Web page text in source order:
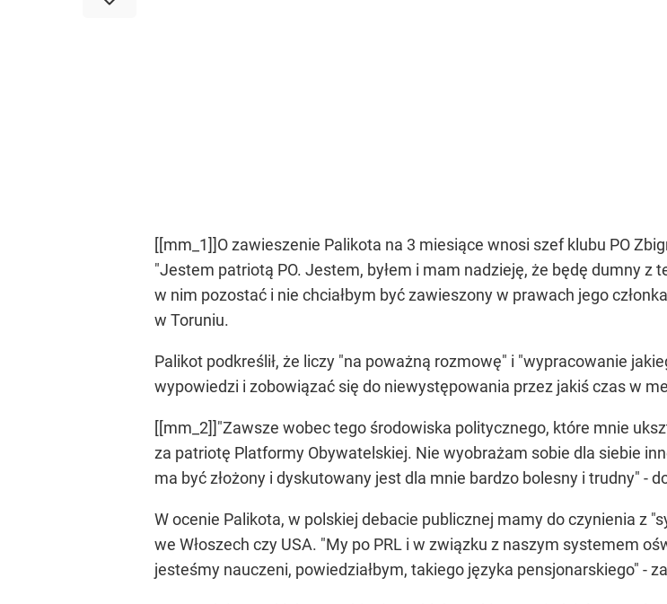
[[mm_1]]O zawieszenie Palikota na 3 miesiące wnosi szef klubu PO
"Jestem patriotą PO. Jestem, byłem i mam nadzieję, że będę dumny z
w nim pozostać i nie chciałbym być zawieszony w prawach jego
w Toruniu.
Palikot podkreślił, że liczy "na poważną rozmowę" i "wypracowanie
wypowiedzi i zobowiązać się do niewystępowania przez jakiś czas w
[[mm_2]]"Zawsze wobec tego środowiska politycznego, które mnie
za patriotę Platformy Obywatelskiej. Nie wyobrażam sobie dla siebie
ma być złożony i dyskutowany jest dla mnie bardzo bolesny i trudny" -
W ocenie Palikota, w polskiej debacie publicznej mamy do czynienia z
we Włoszech czy USA. "My po PRL i w związku z naszym systemem
jesteśmy nauczeni, powiedziałbym, takiego języka pensjonarskiego" -